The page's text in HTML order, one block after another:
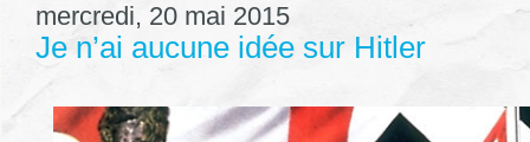
mercredi, 20 mai 2015
Je n’ai aucune idée sur Hitler